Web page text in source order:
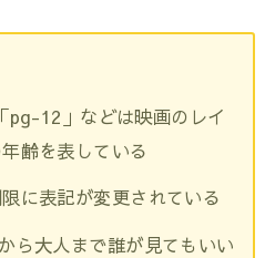
pg-12」などは映画のレイ
齢を表している
に表記が変更されている
ら大人まで誰が見てもいい